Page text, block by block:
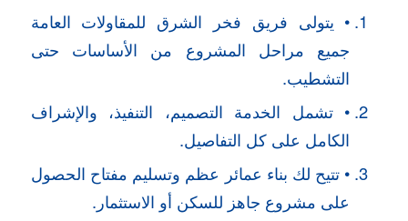
• يتولى فريق فخر الشرق للمقاولات العامة
جميع مراحل المشروع من الأساسات حتى
التشطيب.
• تشمل الخدمة التصميم، التنفيذ، والإشراف
الكامل على كل التفاصيل.
• تتيح لك بناء عمائر عظم وتسليم مفتاح الحصول
على مشروع جاهز للسكن أو الاستثمار.